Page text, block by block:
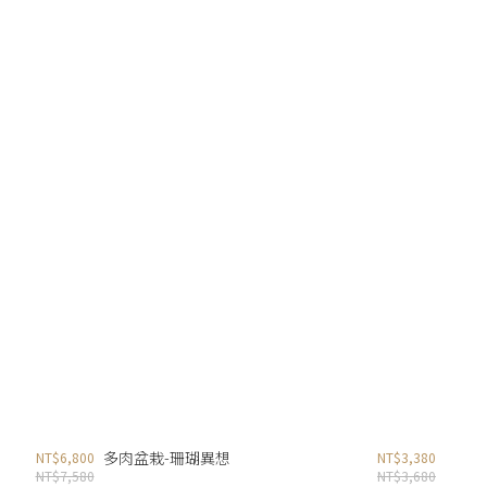
NT$6,800
NT$7,580
多肉盆栽-珊瑚異想
NT$3,380
NT$3,680